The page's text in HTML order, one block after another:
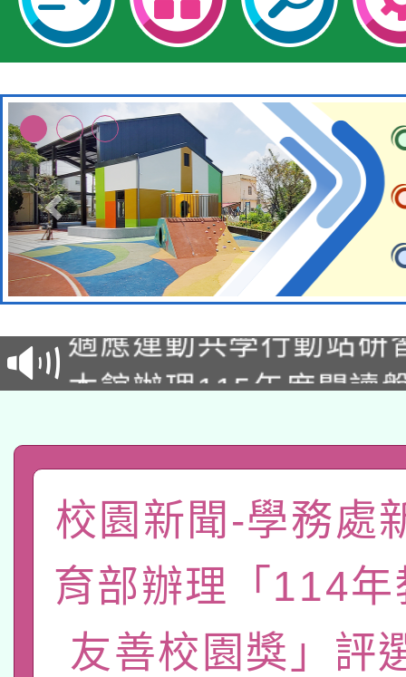
本校115學年度第2次
招甄選結果公告(無人
招)
適應運動共學行動站研
本館辦理115年度閱讀
礎課程
A3數位素養講師名單
「數位內容與教學軟體
pilot」
有關大陸委員會函釋公
薪期間赴陸應申請許可
轉知經濟部水利署委託
業技術研究院辦理「
115年8月22日(星期六
校園新聞-學務處
育部辦理「114
友善校園獎」評